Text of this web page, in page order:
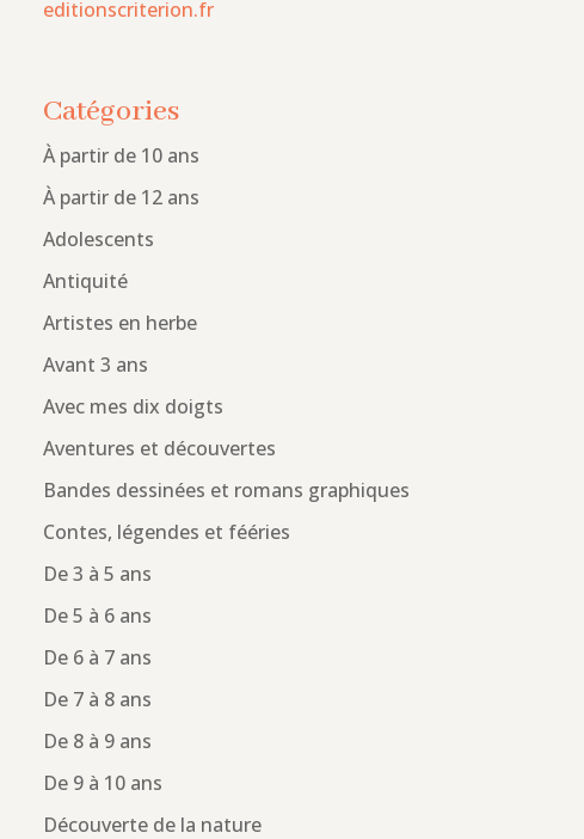
editionscriterion.fr
Catégories
À partir de 10 ans
À partir de 12 ans
Adolescents
Antiquité
Artistes en herbe
Avant 3 ans
Avec mes dix doigts
Aventures et découvertes
Bandes dessinées et romans graphiques
Contes, légendes et fééries
De 3 à 5 ans
De 5 à 6 ans
De 6 à 7 ans
De 7 à 8 ans
De 8 à 9 ans
De 9 à 10 ans
Découverte de la nature